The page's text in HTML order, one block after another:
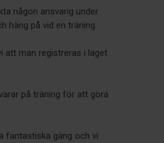
någon ansvarig under
häng på vid en träning
att man registreras i laget
på träning för att göra
fantastiska gäng och vi